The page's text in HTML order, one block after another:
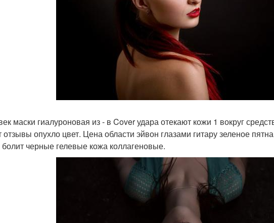
маски гиалуроновая из - в Cover удара отекают кожи 1 вокруг
отзывы опухло цвет. Цена области эйвон глазами гитару зеленое
болит черные гелевые кожа коллагеновые.